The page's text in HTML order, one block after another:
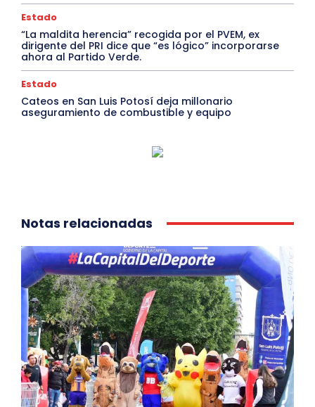
Estado
“La maldita herencia” recogida por el PVEM, ex
dirigente del PRI dice que “es lógico” incorporarse
ahora al Partido Verde.
Estado
Cateos en San Luis Potosí deja millonario
aseguramiento de combustible y equipo
Notas relacionadas